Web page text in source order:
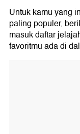
Untuk kamu yang
paling populer,
masuk daftar
favoritmu ada di